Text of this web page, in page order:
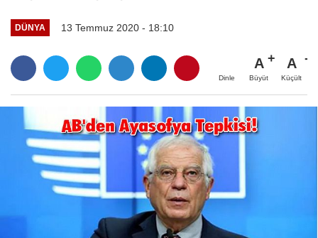
DÜNYA 13 Temmuz 2020 - 18:10
Dinle
A
Büyüt
A
Küçült